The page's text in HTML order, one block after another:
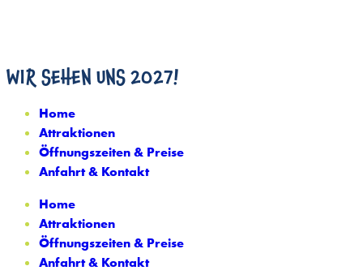
WIR SEHEN UNS 2027!
Home
Attraktionen
Öffnungszeiten & Preise
Anfahrt & Kontakt
Home
Attraktionen
Öffnungszeiten & Preise
Anfahrt & Kontakt